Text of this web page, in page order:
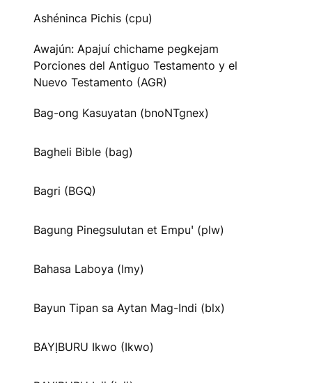
Ashéninca Pichis (cpu)
Awajún: Apajuí chichame pegkejam
Porciones del Antiguo Testamento y el
Nuevo Testamento (AGR)
Bag-ong Kasuyatan (bnoNTgnex)
Bagheli Bible (bag)
Bagri (BGQ)
Bagung Pinegsulutan et Empuꞌ (plw)
Bahasa Laboya (lmy)
Bayun Tipan sa Aytan Mag-Indi (blx)
BAYỊBURU Ikwo (Ikwo)